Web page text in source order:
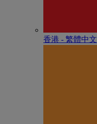
香港 - 繁體中文